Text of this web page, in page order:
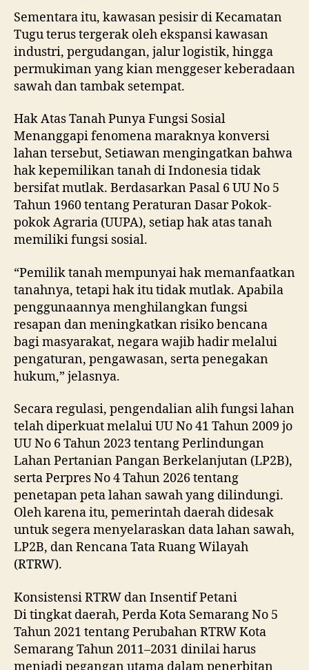
Sementara itu, kawasan pesisir di Kecamatan
Tugu terus tergerak oleh ekspansi kawasan
industri, pergudangan, jalur logistik, hingga
permukiman yang kian menggeser keberadaan
sawah dan tambak setempat.
Hak Atas Tanah Punya Fungsi Sosial
Menanggapi fenomena maraknya konversi
lahan tersebut, Setiawan mengingatkan bahwa
hak kepemilikan tanah di Indonesia tidak
bersifat mutlak. Berdasarkan Pasal 6 UU No 5
Tahun 1960 tentang Peraturan Dasar Pokok-
pokok Agraria (UUPA), setiap hak atas tanah
memiliki fungsi sosial.
“Pemilik tanah mempunyai hak memanfaatkan
tanahnya, tetapi hak itu tidak mutlak. Apabila
penggunaannya menghilangkan fungsi
resapan dan meningkatkan risiko bencana
bagi masyarakat, negara wajib hadir melalui
pengaturan, pengawasan, serta penegakan
hukum,” jelasnya.
Secara regulasi, pengendalian alih fungsi lahan
telah diperkuat melalui UU No 41 Tahun 2009 jo
UU No 6 Tahun 2023 tentang Perlindungan
Lahan Pertanian Pangan Berkelanjutan (LP2B),
serta Perpres No 4 Tahun 2026 tentang
penetapan peta lahan sawah yang dilindungi.
Oleh karena itu, pemerintah daerah didesak
untuk segera menyelaraskan data lahan sawah,
LP2B, dan Rencana Tata Ruang Wilayah
(RTRW).
Konsistensi RTRW dan Insentif Petani
Di tingkat daerah, Perda Kota Semarang No 5
Tahun 2021 tentang Perubahan RTRW Kota
Semarang Tahun 2011–2031 dinilai harus
menjadi pegangan utama dalam penerbitan